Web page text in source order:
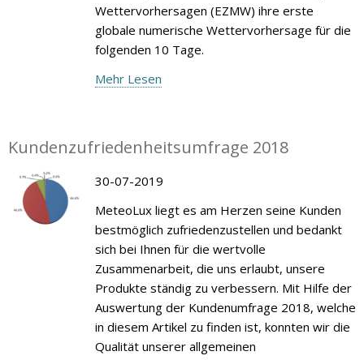
Wettervorhersagen (EZMW) ihre erste
globale numerische Wettervorhersage für die
folgenden 10 Tage.
Mehr Lesen
Kundenzufriedenheitsumfrage 2018
30-07-2019
MeteoLux liegt es am Herzen seine Kunden
bestmöglich zufriedenzustellen und bedankt
sich bei Ihnen für die wertvolle
Zusammenarbeit, die uns erlaubt, unsere
Produkte ständig zu verbessern. Mit Hilfe der
Auswertung der Kundenumfrage 2018, welche
in diesem Artikel zu finden ist, konnten wir die
Qualität unserer allgemeinen